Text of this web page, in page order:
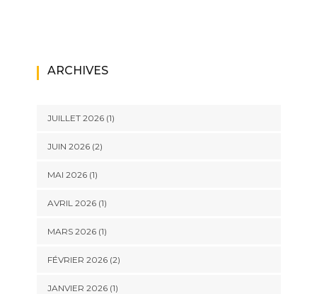
ARCHIVES
JUILLET 2026(1)
JUIN 2026(2)
MAI 2026(1)
AVRIL 2026(1)
MARS 2026(1)
FÉVRIER 2026(2)
JANVIER 2026(1)